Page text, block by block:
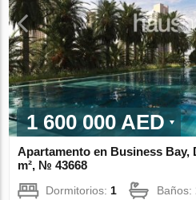
1 600 000 AED
Apartamento en Business Bay,
m², № 43668
Dormitorios: 1 Baños: